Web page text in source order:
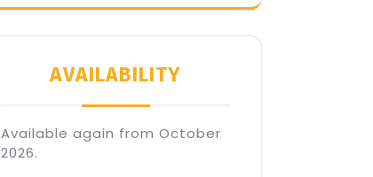
AVAILABILITY
Available again from October
2026.